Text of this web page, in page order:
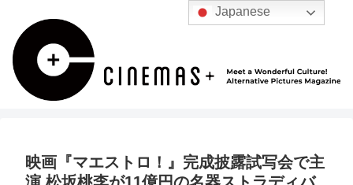
映画『マエストロ！』完成披露試写会で主
Japanese